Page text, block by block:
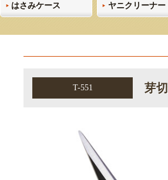
はさみケース ヤニクリーナー
T-551 芽